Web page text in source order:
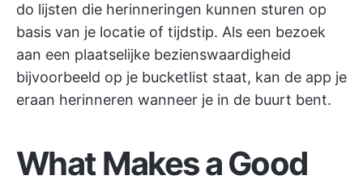
do lijsten die herinneringen kunnen sturen op
basis van je locatie of tijdstip. Als een bezoek
aan een plaatselijke bezienswaardigheid
bijvoorbeeld op je bucketlist staat, kan de app je
eraan herinneren wanneer je in de buurt bent.
What Makes a Good